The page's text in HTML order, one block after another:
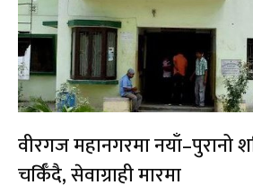
वीरगज महानगरमा नयाँ–पुरानो
चर्किँदै, सेवाग्राही मारमा